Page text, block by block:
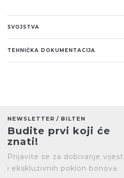
SVOJSTVA
TEHNIČKA DOKUMENTACIJA
NEWSLETTER / BILTEN
Budite prvi koji će
znati!
Prijavite se za dobivanje
i ekskluzivnih poklon bonova